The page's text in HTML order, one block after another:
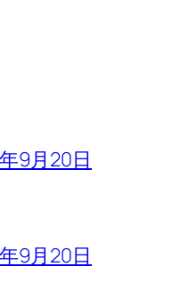
9月20日
9月20日